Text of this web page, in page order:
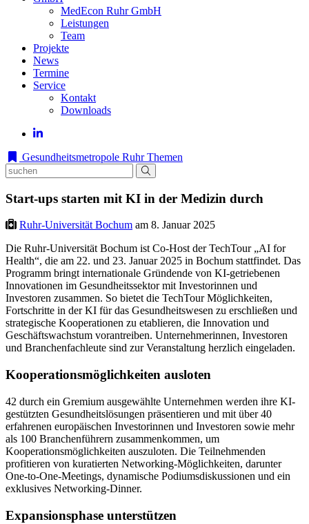
MedEcon Ruhr GmbH
Leistungen
Team
Projekte
News
Termine
Service
Kontakt
Downloads
Gesundheitsmetropole Ruhr Themen
Start-ups starten mit KI in der Medizin durch
Ruhr-Universität Bochum am 8. Januar 2025
Die Ruhr-Universität Bochum ist Co-Host der TechTour „AI for
Health“, die am 22. und 23. Januar 2025 in Bochum stattfindet. Das
Programm bringt internationale Gründende von KI-getriebenen
Innovationen im Gesundheitssektor mit Investorinnen und
Investoren zusammen. So bietet die TechTour Möglichkeiten,
Fortschritte in der KI für das Gesundheitswesen zu erschließen und
strategische Kooperationen zu etablieren, die Innovation und
Geschäftswachstum vorantreiben. Unternehmerinnen, Investoren
und Branchenfachleute sind zur Veranstaltung herzlich eingeladen.
Kooperationsmöglichkeiten ausloten
42 durch ein Gremium ausgewählte Unternehmen werden ihre KI-
gestützten Gesundheitslösungen präsentieren und mit über 40
erfahrenen europäischen Investorinnen und Investoren sowie mehr
als 100 Branchenführern zusammenkommen, um
Kooperationsmöglichkeiten auszuloten. Die Teilnehmenden
profitieren von kuratierten Networking-Möglichkeiten, darunter
One-to-One-Meetings, dynamische Podiumsdiskussionen und ein
exklusives Networking-Dinner.
Expansionsphase unterstützen